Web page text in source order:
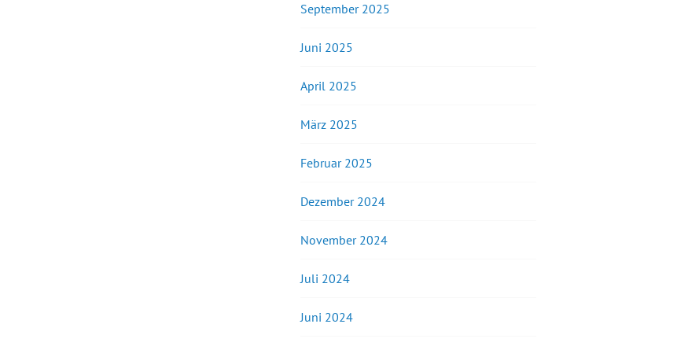
September 2025
Juni 2025
April 2025
März 2025
Februar 2025
Dezember 2024
November 2024
Juli 2024
Juni 2024